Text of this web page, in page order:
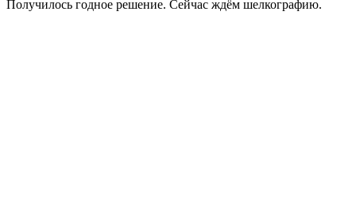
Получилось годное решение. Сейчас ждём шелкографию.